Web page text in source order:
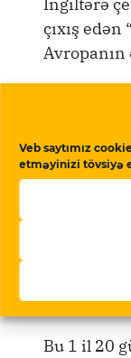
Veb saytımız
etməyinizi tövsiyə
İngiltərə
çıxış
Avropanın
Ölkə
xala
sahibləri
Bu 1 il 20